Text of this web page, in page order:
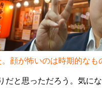
顔が怖いのは時期的なも
だと思っただろう。気に